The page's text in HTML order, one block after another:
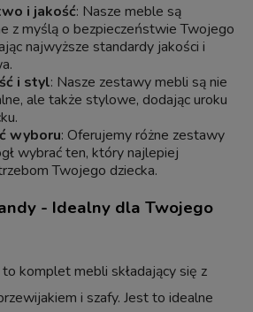
i jakość: Nasze meble są
z myślą o bezpieczeństwie Twojego
najwyższe standardy jakości i
i styl: Nasze zestawy mebli są nie
ale także stylowe, dodając uroku
wyboru: Oferujemy różne zestawy
wybrać ten, który najlepiej
Twojego dziecka.
- Idealny dla Twojego
komplet mebli składający się z
i szafy. Jest to idealne